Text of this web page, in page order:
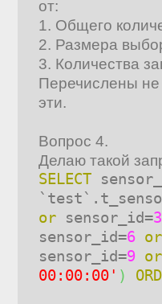
от:
1. Общего
2. Размера
3. Количества
Перечислены не
эти.
Вопрос 4.
Делаю такой
SELECT
or sensor_id=3
sensor_id=6 or
sensor_id=9 or
00:00:00' )